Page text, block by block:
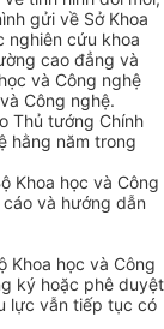
gửi về Sở Khoa
nghiên cứu khoa
cao đẳng và
và Công nghệ
Công nghệ.
Thủ tướng Chính
hằng năm trong
Khoa học và Công
và hướng dẫn
Khoa học và Công
ký hoặc phê duyệt
lực vẫn tiếp tục có